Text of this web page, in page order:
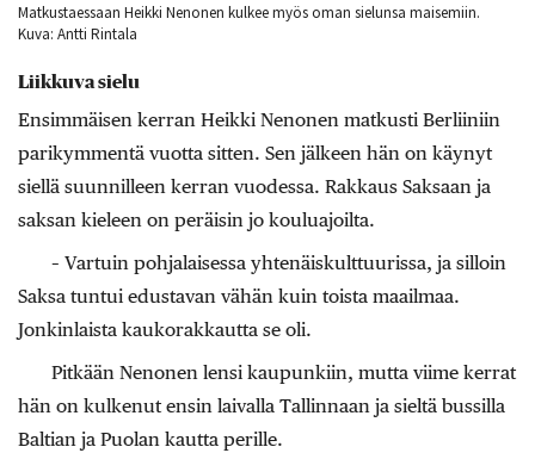
Matkustaessaan Heikki Nenonen kulkee myös oman sielunsa maisemiin.
Kuva: Antti Rintala
Liikkuva sielu
Ensimmäisen kerran Heikki Nenonen matkusti Berliiniin
parikymmentä vuotta sitten. Sen jälkeen hän on käynyt
siellä suunnilleen kerran vuodessa. Rakkaus Saksaan ja
saksan kieleen on peräisin jo kouluajoilta.
– Vartuin pohjalaisessa yhtenäiskulttuurissa, ja silloin
Saksa tuntui edustavan vähän kuin toista maailmaa.
Jonkinlaista kaukorakkautta se oli.
Pitkään Nenonen lensi kaupunkiin, mutta viime kerrat
hän on kulkenut ensin laivalla Tallinnaan ja sieltä bussilla
Baltian ja Puolan kautta perille.